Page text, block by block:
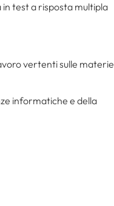
in test a risposta multipla
vertenti sulle materie
informatiche e della